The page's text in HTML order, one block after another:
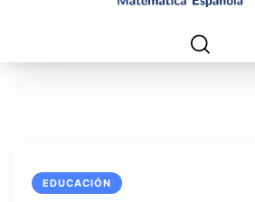
EDUCACIÓN